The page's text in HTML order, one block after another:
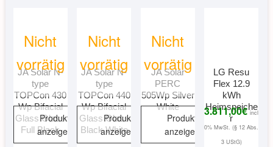
JA Solar N-
type
TOPCon 430
Wp Bifacial
Glass Glass
Full Black
Produkt
anzeigen
Nicht
vorrätig
JA Solar N-
type
TOPCon 440
Wp Bifacial
Glass Glass
Black White
Produkt
anzeigen
Nicht
vorrätig
JA Solar
PERC
505Wp Silver
White
Produkt
anzeigen
Nicht
vorrätig
LG Resu
Flex 12.9
kWh
Heimspeiche
r
3.811,00€ incl
0% MwSt. (§ 12 Abs.
3 UStG)